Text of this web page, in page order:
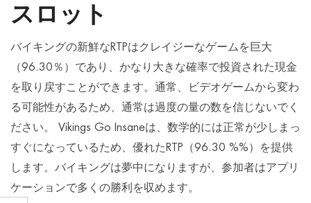
スロット
バイキングの新鮮なRTPはクレイジーなゲームを巨大
（96.30％）であり、かなり大きな確率で投資された現金
を取り戻すことができます。通常、ビデオゲームから変わ
る可能性があるため、通常は過度の量の数を信じないでく
ださい。 Vikings Go Insaneは、数学的には正常が少しまっ
すぐになっているため、優れたRTP（96.30 %%）を提供
します。バイキングは夢中になりますが、参加者はアプリ
ケーションで多くの勝利を収めます。